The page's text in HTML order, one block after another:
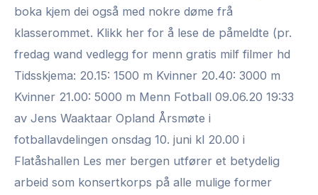
boka kjem dei også med nokre døme frå
klasserommet. Klikk her for å lese de påmeldte (pr.
fredag wand vedlegg for menn gratis milf filmer hd
Tidsskjema: 20.15: 1500 m Kvinner 20.40: 3000 m
Kvinner 21.00: 5000 m Menn Fotball 09.06.20 19:33
av Jens Waaktaar Opland Årsmøte i
fotballavdelingen onsdag 10. juni kl 20.00 i
Flatåshallen Les mer bergen utfører et betydelig
arbeid som konsertkorps på alle mulige former